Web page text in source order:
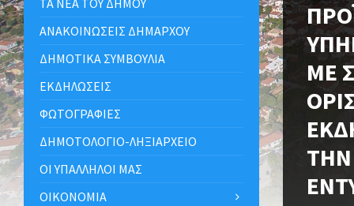
ΜΕ
ΤΗΝ
ΤΑ ΝΈΑ ΤΟΥ ΔΉΜΟΥ
ΑΝΑΚΟΙΝΩΣΕΙΣ ΔΗΜΑΡΧΟΥ
ΔΗΜΟΤΙΚΆ ΣΥΜΒΟΎΛΙΑ
ΕΚΔΗΛΏΣΕΙΣ
ΦΩΤΟΓΡΑΦΊΕΣ
ΔΗΜΟΤΟΛΌΓΙΟ-ΛΗΞΙΑΡΧΕΊΟ
ΟΙ ΥΠΆΛΛΗΛΟΙ ΜΑΣ
ΟΙΚΟΝΟΜΊΑ